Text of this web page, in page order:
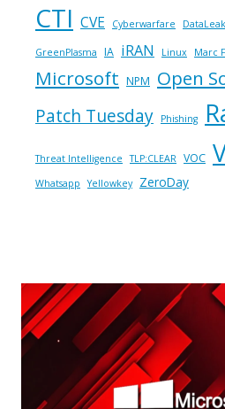
CTI CVE Cyberwarfare DataLeak
GreenPlasma IA iRAN Linux Marc
Microsoft NPM Open
Patch Tuesday Phishing
Threat Intelligence TLP:CLEAR VOC
Whatsapp Yellowkey ZeroDay